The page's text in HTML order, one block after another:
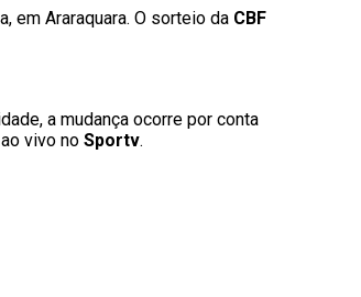
em Araraquara. O sorteio da CBF
a mudança ocorre por conta
vivo no Sportv.